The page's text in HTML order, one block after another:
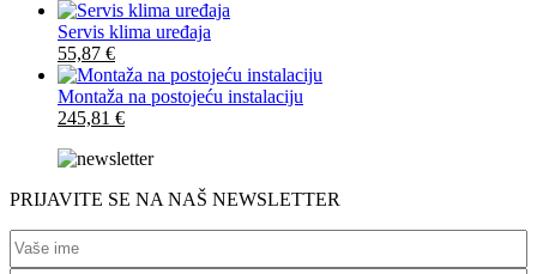
Servis klima uređaja
55,87 €
Montaža na postojeću instalaciju
245,81 €
PRIJAVITE SE NA NAŠ NEWSLETTER